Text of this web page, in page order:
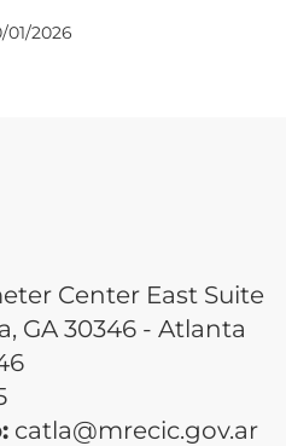
01/2026
Center East Suite
GA 30346 - Atlanta
catla@mrecic.gov.ar